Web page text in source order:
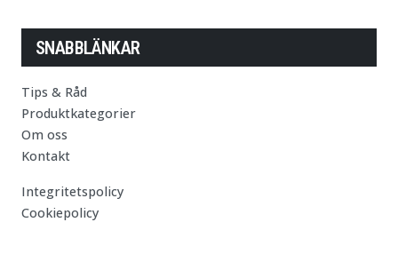
SNABBLÄNKAR
Tips & Råd
Produktkategorier
Om oss
Kontakt
Integritetspolicy
Cookiepolicy